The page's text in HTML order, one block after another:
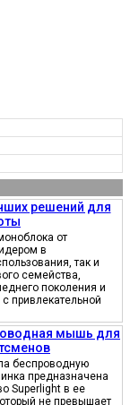
решений для
от
в
так и
семейства,
поколения и
привлекательной
мышь для
беспроводную
предназначена
Superlight в ее
не превышает